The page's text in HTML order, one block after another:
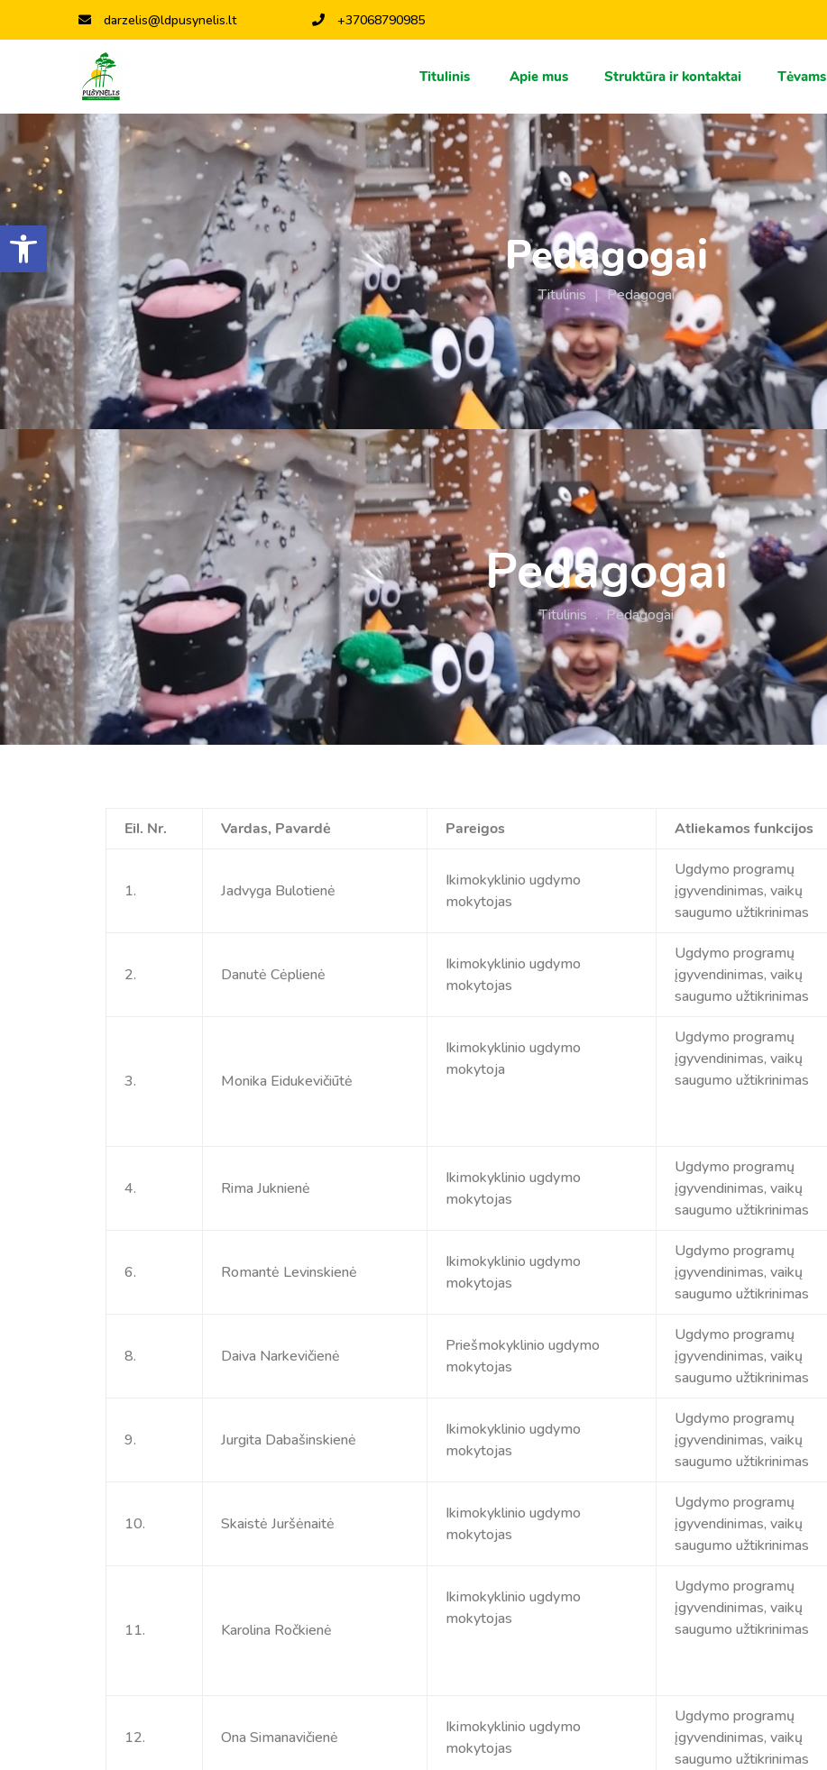
Open toolbar
darzelis@ldpusynelis.lt +37068790985
Titulinis Apie mus Struktūra ir kontaktai Тėvams
Pedagogai
Titulinis | Pedagogai
Pedagogai
Titulinis . Pedagogai
Eil. Nr. Vardas, Pavardė Pareigos Atliekamos funkcijos
1. Jadvyga Bulotienė
Ikimokyklinio ugdymo
mokytojas
Ugdymo programų
įgyvendinimas, vaikų
saugumo užtikrinimas
2. Danutė Cėplienė
Ikimokyklinio ugdymo
mokytojas
Ugdymo programų
įgyvendinimas, vaikų
saugumo užtikrinimas
3. Monika Eidukevičiūtė
Ikimokyklinio ugdymo
mokytoja
Ugdymo programų
įgyvendinimas, vaikų
saugumo užtikrinimas
4. Rima Juknienė
Ikimokyklinio ugdymo
mokytojas
Ugdymo programų
įgyvendinimas, vaikų
saugumo užtikrinimas
6. Romantė Levinskienė
Ikimokyklinio ugdymo
mokytojas
Ugdymo programų
įgyvendinimas, vaikų
saugumo užtikrinimas
8. Daiva Narkevičienė
Priešmokyklinio ugdymo
mokytojas
Ugdymo programų
įgyvendinimas, vaikų
saugumo užtikrinimas
9. Jurgita Dabašinskienė
Ikimokyklinio ugdymo
mokytojas
Ugdymo programų
įgyvendinimas, vaikų
saugumo užtikrinimas
10. Skaistė Juršėnaitė
Ikimokyklinio ugdymo
mokytojas
Ugdymo programų
įgyvendinimas, vaikų
saugumo užtikrinimas
11. Karolina Ročkienė
Ikimokyklinio ugdymo
mokytojas
Ugdymo programų
įgyvendinimas, vaikų
saugumo užtikrinimas
12. Ona Simanavičienė
Ikimokyklinio ugdymo
mokytojas
Ugdymo programų
įgyvendinimas, vaikų
saugumo užtikrinimas